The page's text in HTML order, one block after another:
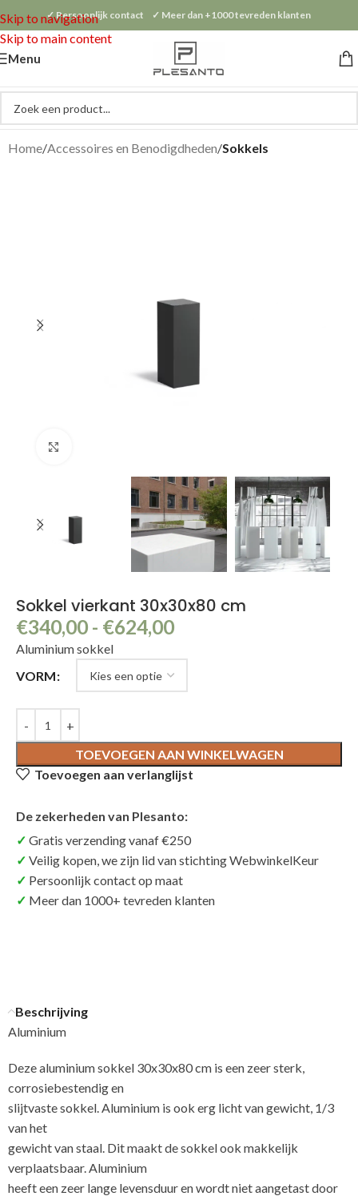
Skip to navigation
Skip to main content
✓ Persoonlijk contact ✓ Meer dan +1000 tevreden klanten
Menu
Home Accessoires en Benodigdheden Sokkels
Sokkel vierkant 30x30x80 cm
€340,00 - €624,00
Aluminium sokkel
VORM
TOEVOEGEN AAN WINKELWAGEN
Toevoegen aan verlanglijst
De zekerheden van Plesanto:
Gratis verzending vanaf €250
Veilig kopen, we zijn lid van stichting WebwinkelKeur
Persoonlijk contact op maat
Meer dan 1000+ tevreden klanten
Beschrijving
Aluminium
Deze aluminium sokkel 30x30x80 cm is een zeer sterk,
corrosiebestendig en
slijtvaste sokkel. Aluminium is ook erg licht van gewicht, 1/3
van het
gewicht van staal. Dit maakt de sokkel ook makkelijk
verplaatsbaar. Aluminium
heeft een zeer lange levensduur en wordt niet aangetast door